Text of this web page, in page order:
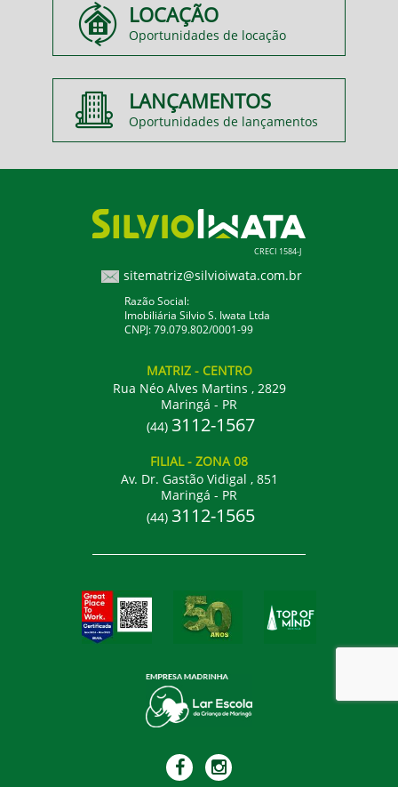
LOCAÇÃO
Oportunidades de locação
LANÇAMENTOS
Oportunidades de lançamentos
CRECI 1584-J
sitematriz@silvioiwata.com.br
Razão Social:
Imobiliária Silvio S. Iwata Ltda
CNPJ: 79.079.802/0001-99
MATRIZ - CENTRO
Rua Néo Alves Martins , 2829
Maringá - PR
(44) 3112-1567
FILIAL- ZONA 08
Av. Dr. Gastão Vidigal , 851
Maringá - PR
(44) 3112-1565